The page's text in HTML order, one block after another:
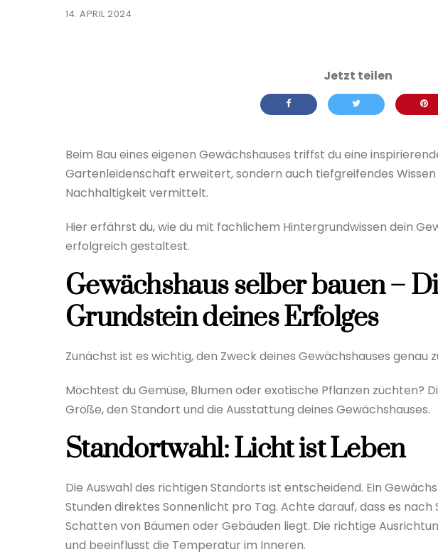
14. APRIL 2024
Beim Bau eines eigenen Gewächshauses triffst du eine
Gartenleidenschaft erweitert, sondern auch tiefgreifendes
Nachhaltigkeit vermittelt.
Hier erfährst du, wie du mit fachlichem Hintergrundwissen dein
erfolgreich gestaltest.
Gewächshaus selber bauen –
Grundstein deines Erfolges
Zunächst ist es wichtig, den Zweck deines Gewächshauses genau
Möchtest du Gemüse, Blumen oder exotische Pflanzen züchten?
Größe, den Standort und die Ausstattung deines Gewächshauses.
Standortwahl: Licht ist Leben
Die Auswahl des richtigen Standorts ist entscheidend. Ein
Stunden direktes Sonnenlicht pro Tag. Achte darauf, dass es
Schatten von Bäumen oder Gebäuden liegt. Die richtige
und beeinflusst die Temperatur im Inneren.